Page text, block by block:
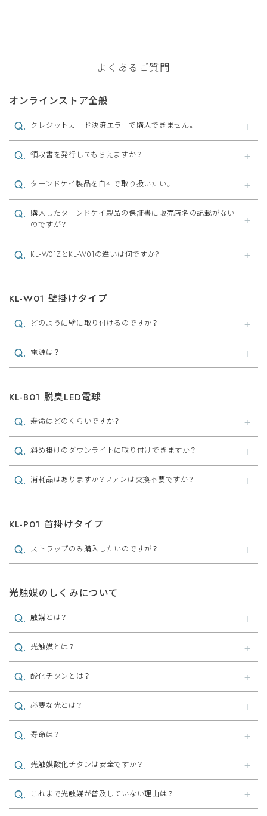
よくあるご質問
オンラインストア全般
クレジットカード決済エラーで購入できません。
領収書を発行してもらえますか？
ターンドケイ製品を自社で取り扱いたい。
購入したターンドケイ製品の保証書に販売店名の記載がない
のですが？
KL-W01ZとKL-W01の違いは何ですか?
KL-W01 壁掛けタイプ
どのように壁に取り付けるのですか？
電源は？
KL-B01 脱臭LED電球
寿命はどのくらいですか？
斜め掛けのダウンライトに取り付けできますか？
消耗品はありますか？ファンは交換不要ですか？
KL-P01 首掛けタイプ
ストラップのみ購入したいのですが？
光触媒のしくみについて
触媒とは？
光触媒とは？
酸化チタンとは？
必要な光とは？
寿命は？
光触媒酸化チタンは安全ですか？
これまで光触媒が普及していない理由は？